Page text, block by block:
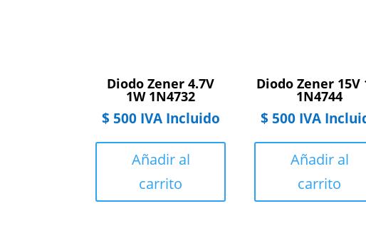
Diodo Zener 4.7V
1W 1N4732
$500 IVA Incluido
Añadir al
carrito
Diodo Zener 15V
1N4744
$500 IVA
Añadir al
carrito